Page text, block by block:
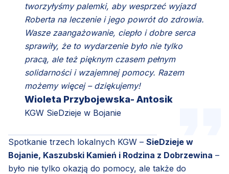
tworzyłyśmy palemki, aby wesprzeć wyjazd
Roberta na leczenie i jego powrót do zdrowia.
Wasze zaangażowanie, ciepło i dobre serca
sprawiły, że to wydarzenie było nie tylko
pracą, ale też pięknym czasem pełnym
solidarności i wzajemnej pomocy. Razem
możemy więcej – dziękujemy!
Wioleta Przybojewska- Antosik
KGW SieDzieje w Bojanie
Spotkanie trzech lokalnych KGW – SieDzieje w
Bojanie, Kaszubski Kamień i Rodzina z Dobrzewina –
było nie tylko okazją do pomocy, ale także do